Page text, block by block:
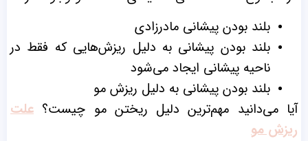
بلند بودن پیشانی مادرزادی
بلند بودن پیشانی به دلیل ریزش‌هایی که فقط در
ناحیه پیشانی ایجاد می‌شود
بلند بودن پیشانی به دلیل ریزش مو
آیا می‌دانید مهم‌ترین دلیل ریختن مو چیست؟ علت
ریزش مو